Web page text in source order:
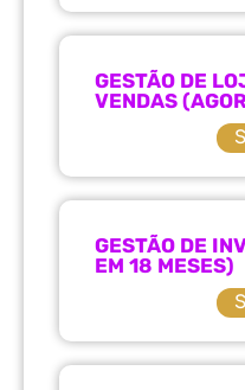
GESTÃO DE
EM 18 MESES)
GESTÃO DE
VENDAS